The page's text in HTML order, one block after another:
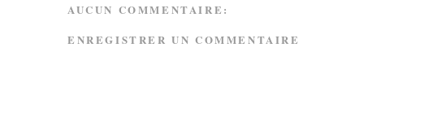
AUCUN COMMENTAIRE:
ENREGISTRER UN COMMENTAIRE